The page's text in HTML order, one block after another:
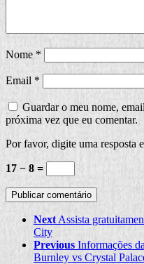
Nome *
Email *
Guardar o meu nome,
próxima vez que eu comentar.
Por favor, digite uma resposta
17 − 8 =
Next Assista
City
Previous Informações
Burnley vs Crystal